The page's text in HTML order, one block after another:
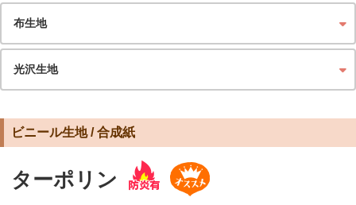
布生地
光沢生地
ビニール生地 / 合成紙
ターポリン